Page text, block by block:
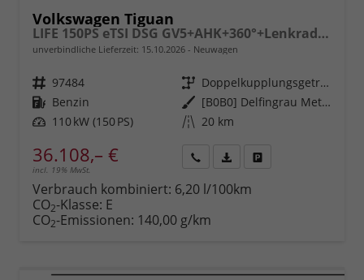
Volkswagen Tiguan
LIFE 150PS eTSI DSG GV5+AHK+360°+Lenkradheiz+IQ.Drive+ACC+App+eHeck+LED
unverbindliche Lieferzeit: 15.10.2026 Neuwagen
Fahrzeugnr. 97484 Getriebe
Doppelkupplungsgetriebe (DSG)
Kraftstoff Benzin Außenfarbe
[B0B0] Delfingrau Metallic
Leistung 110 kW (150 PS) Kilometerstand 20 km
36.108,– €
incl. 19% MwSt.
anfordern
Datei,
Verbrauch kombiniert: 6,20 l/100km
CO2-Klasse: E
CO2-Emissionen: 140,00 g/km